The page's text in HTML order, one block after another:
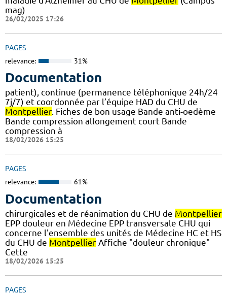
mag)
26/02/2025 17:26
PAGES
relevance: 31%
Documentation
patient), continue (permanence téléphonique 24h/24
7j/7) et coordonnée par l’équipe HAD du CHU de
Montpellier. Fiches de bon usage Bande anti-oedème
Bande compression allongement court Bande
compression à
18/02/2026 15:25
PAGES
relevance: 61%
Documentation
chirurgicales et de réanimation du CHU de Montpellier
EPP douleur en Médecine EPP transversale CHU qui
concerne l'ensemble des unités de Médecine HC et HS
du CHU de Montpellier Affiche "douleur chronique"
Cette
18/02/2026 15:25
PAGES